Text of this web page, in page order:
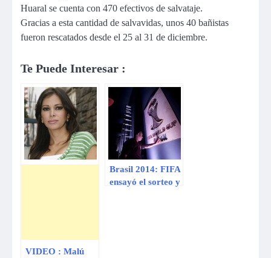
Huaral se cuenta con 470 efectivos de salvataje.
Gracias a esta cantidad de salvavidas, unos 40 bañistas
fueron rescatados desde el 25 al 31 de diciembre.
Te Puede Interesar :
VIDEO : Malú
Brasil 2014: FIFA
ensayó el sorteo y